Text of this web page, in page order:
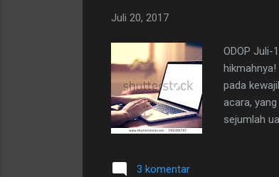
Juli 20, 2017
ODOP Juli-
pada
acara,
sejumlah
3 komentar